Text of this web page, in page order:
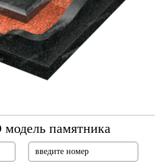
модель памятника